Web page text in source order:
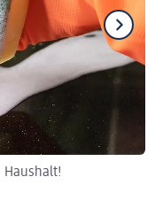
Haushalt!